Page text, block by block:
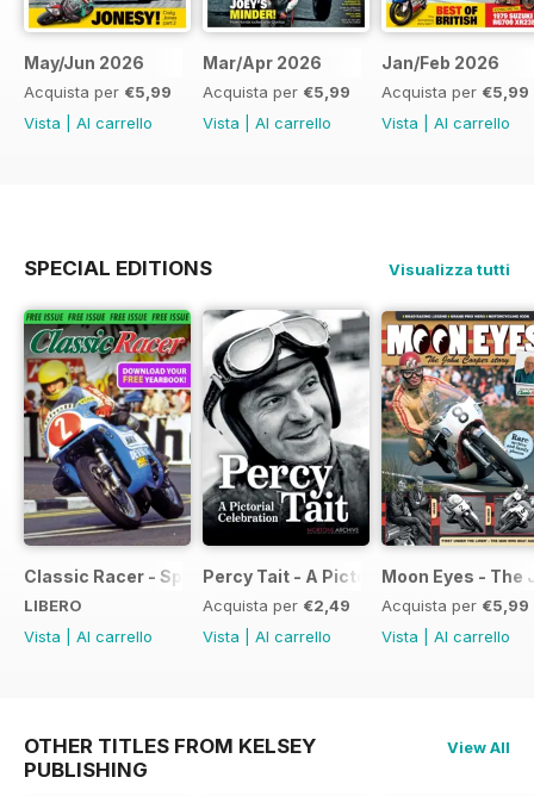
May/Jun 2026
Acquista per €5,99
Vista
Al carrello
Mar/Apr 2026
Acquista per €5,99
Vista
Al carrello
Jan/Feb 2026
Acquista per €5,99
Vista
Al carrello
SPECIAL EDITIONS Visualizza tutti
Classic Racer - Special Edition - Free
LIBERO
Vista
Al carrello
Percy Tait - A Pictorial Celebration
Acquista per €2,49
Vista
Al carrello
Moon Eyes - The
Acquista per €5,99
Vista
Al carrello
OTHER TITLES FROM KELSEY
PUBLISHING
View All